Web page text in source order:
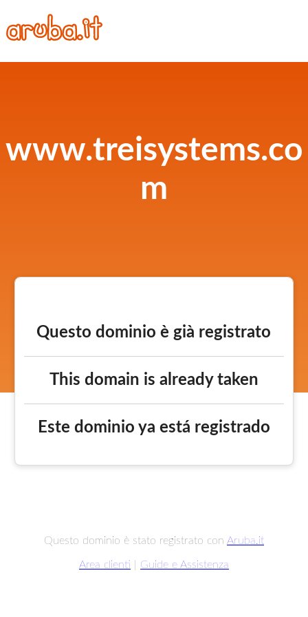
www.treisystems.co
m
Questo dominio è già registrato
This domain is already taken
Este dominio ya está registrado
Questo dominio è stato registrato con Aruba.it
Area clienti Guide e Assistenza